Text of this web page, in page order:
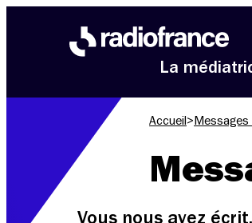
La
Accueil > Messages
Vous nous avez